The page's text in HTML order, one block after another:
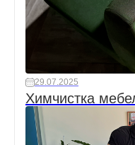
29.07.2025
Химчистка